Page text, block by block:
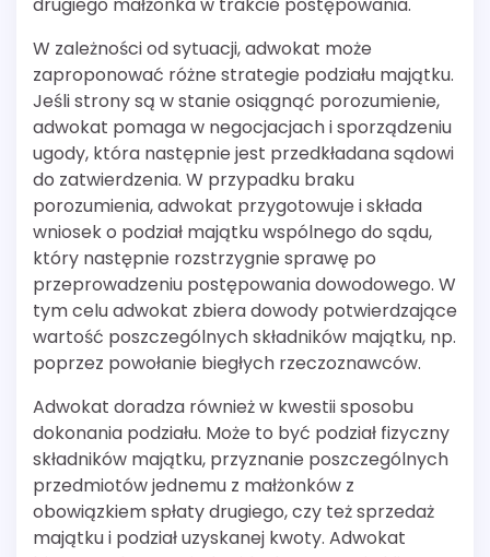
drugiego małżonka w trakcie postępowania.
W zależności od sytuacji, adwokat może
zaproponować różne strategie podziału majątku.
Jeśli strony są w stanie osiągnąć porozumienie,
adwokat pomaga w negocjacjach i sporządzeniu
ugody, która następnie jest przedkładana sądowi
do zatwierdzenia. W przypadku braku
porozumienia, adwokat przygotowuje i składa
wniosek o podział majątku wspólnego do sądu,
który następnie rozstrzygnie sprawę po
przeprowadzeniu postępowania dowodowego. W
tym celu adwokat zbiera dowody potwierdzające
wartość poszczególnych składników majątku, np.
poprzez powołanie biegłych rzeczoznawców.
Adwokat doradza również w kwestii sposobu
dokonania podziału. Może to być podział fizyczny
składników majątku, przyznanie poszczególnych
przedmiotów jednemu z małżonków z
obowiązkiem spłaty drugiego, czy też sprzedaż
majątku i podział uzyskanej kwoty. Adwokat